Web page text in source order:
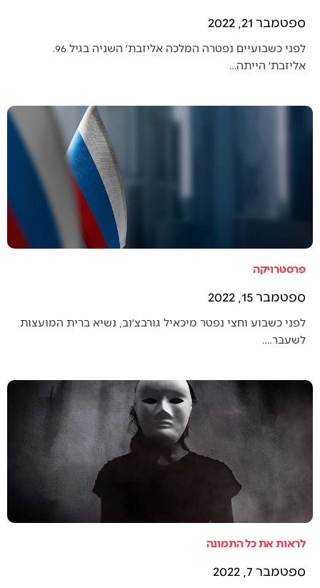
ספטמבר 21, 2022
אליזבת׳ הייתה…
פרסטרויקה
ספטמבר 15, 2022
לפני כשבוע וחצי נפטר מיכאיל גורבצ׳וב, נשיא ברית המועצות
לשעבר.…
לראות את כל התמונה
ספטמבר 7, 2022